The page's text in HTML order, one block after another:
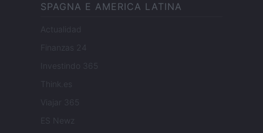
SPAGNA E AMERICA LATINA
Actualidad
Finanzas 24
Investindo 365
Think.es
Viajar 365
ES Newz